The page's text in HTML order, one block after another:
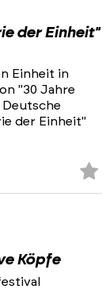
der Einheit"
Einheit in
"30 Jahre
der Einheit"
Köpfe